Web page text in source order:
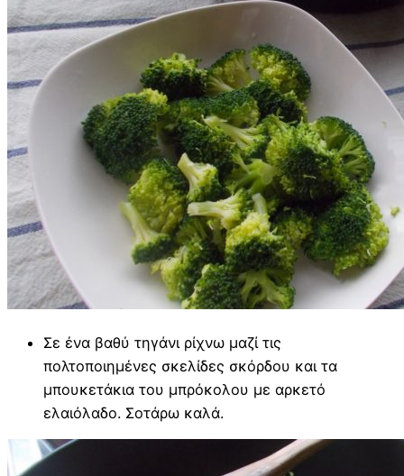
Σε ένα βαθύ τηγάνι ρίχνω μαζί τις
πολτοποιημένες σκελίδες σκόρδου και τα
μπουκετάκια του μπρόκολου με αρκετό
ελαιόλαδο. Σοτάρω καλά.